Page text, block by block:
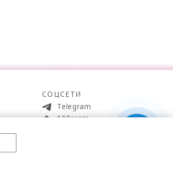
СОЦСЕТИ
Telegram
100gram